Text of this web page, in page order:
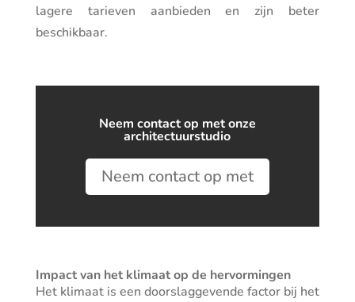
lagere tarieven aanbieden en zijn beter
beschikbaar.
Neem contact op met onze
architectuurstudio
Neem contact op met
Impact van het klimaat op de hervormingen
Het klimaat is een doorslaggevende factor bij het